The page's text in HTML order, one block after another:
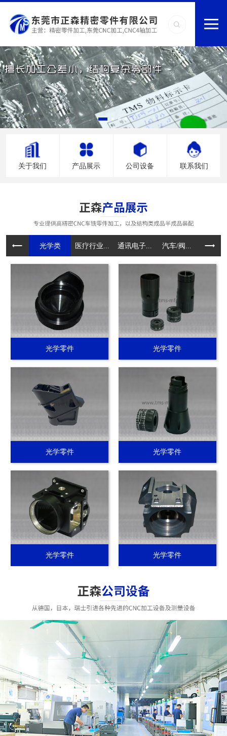
关于我们 产品展示 公司设备 联系我们
光学类 医疗行业... 通讯电子... 汽车/阀... 电动工
光学零件 光学零件
光学零件 光学零件
光学零件 光学零件